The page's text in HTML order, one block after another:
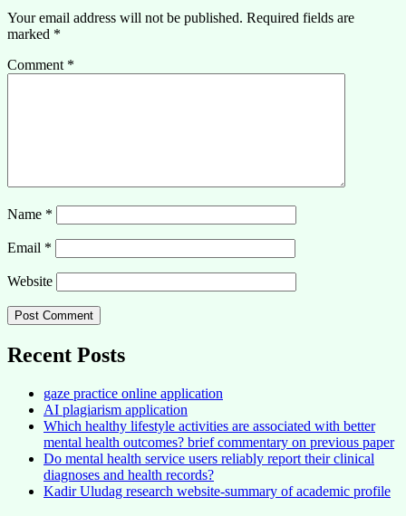
Your email address will not be published. Required fields are
marked *
Comment *
Name *
Email *
Website
Recent Posts
gaze practice online application
AI plagiarism application
Which healthy lifestyle activities are associated with better
mental health outcomes? brief commentary on previous paper
Do mental health service users reliably report their clinical
diagnoses and health records?
Kadir Uludag research website-summary of academic profile